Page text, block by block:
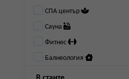
СПА център
Сауна
Фитнес
Балнеология